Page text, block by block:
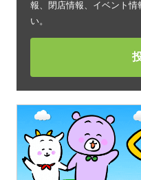
報、閉店情報、イベント情
い。